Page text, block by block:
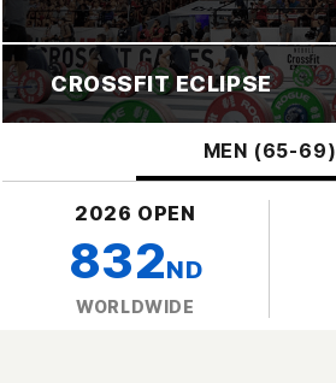
CROSSFIT ECLIPSE
MEN (65-69)
2026 OPEN
832ND
WORLDWIDE